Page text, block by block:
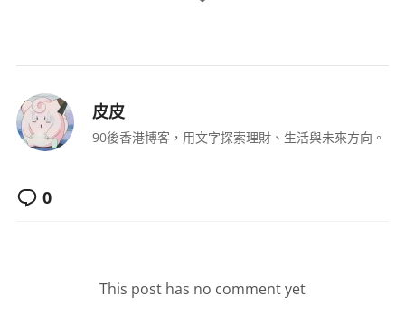
皮皮
90後香港博客，用文字探索理財、生活與未來方向。
0
This post has no comment yet